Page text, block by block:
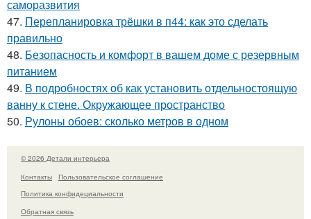
саморазвития
47. Перепланировка трёшки в п44: как это сделать
правильно
48. Безопасность и комфорт в вашем доме с резервным
питанием
49. В подробностях об как установить отдельностоящую
ванну к стене. Окружающее пространство
50. Рулоны обоев: сколько метров в одном
© 2026 Детали интерьера
Контакты
Пользовательское соглашение
Политика конфидециальности
Обратная связь